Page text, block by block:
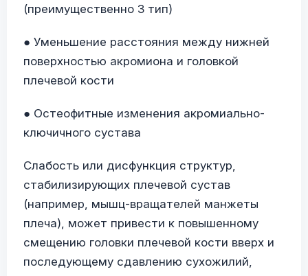
(преимущественно 3 тип)
● Уменьшение расстояния между нижней
поверхностью акромиона и головкой
плечевой кости
● Остеофитные изменения акромиально-
ключичного сустава
Слабость или дисфункция структур,
стабилизирующих плечевой сустав
(например, мышц-вращателей манжеты
плеча), может привести к повышенному
смещению головки плечевой кости вверх и
последующему сдавлению сухожилий,